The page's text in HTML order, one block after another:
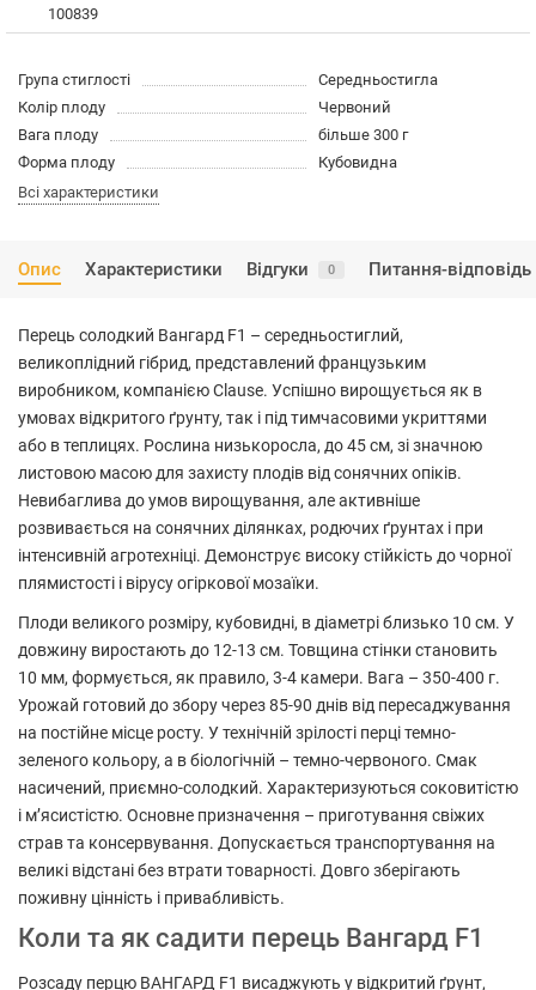
100839
Група стиглості
Середньостигла
Колір плоду
Червоний
Вага плоду
більше 300 г
Форма плоду
Кубовидна
Всі характеристики
Опис Характеристики Відгуки 0 Питання-відповідь
Перець солодкий Вангард F1 – середньостиглий,
великоплідний гібрид, представлений французьким
виробником, компанією Clause. Успішно вирощується як в
умовах відкритого ґрунту, так і під тимчасовими укриттями
або в теплицях. Рослина низькоросла, до 45 см, зі значною
листовою масою для захисту плодів від сонячних опіків.
Невибаглива до умов вирощування, але активніше
розвивається на сонячних ділянках, родючих ґрунтах і при
інтенсивній агротехніці. Демонструє високу стійкість до чорної
плямистості і вірусу огіркової мозаїки.
Плоди великого розміру, кубовидні, в діаметрі близько 10 см. У
довжину виростають до 12-13 см. Товщина стінки становить
10 мм, формується, як правило, 3-4 камери. Вага – 350-400 г.
Урожай готовий до збору через 85-90 днів від пересаджування
на постійне місце росту. У технічній зрілості перці темно-
зеленого кольору, а в біологічній – темно-червоного. Смак
насичений, приємно-солодкий. Характеризуються соковитістю
і м’ясистістю. Основне призначення – приготування свіжих
страв та консервування. Допускається транспортування на
великі відстані без втрати товарності. Довго зберігають
поживну цінність і привабливість.
Коли та як садити перець Вангард F1
Розсаду перцю ВАНГАРД F1 висаджують у відкритий ґрунт,